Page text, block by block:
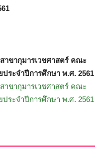
าขากุมารเวชศาสตร์ คณะ
ระจำปีการศึกษา พ.ศ. 2561
าขากุมารเวชศาสตร์ คณะ
ระจำปีการศึกษา พ.ศ. 2561